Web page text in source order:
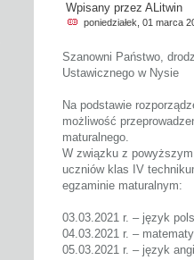
Wpisany przez ALitwin
poniedziałek, 01 marca
Szanowni Państwo,
Ustawicznego w Nysie
Na podstawie
możliwość
maturalnego.
W związku z
uczniów klas IV
egzaminie maturalnym:
03.03.2021 r. – język
04.03.2021 r. –
05.03.2021 r. – język